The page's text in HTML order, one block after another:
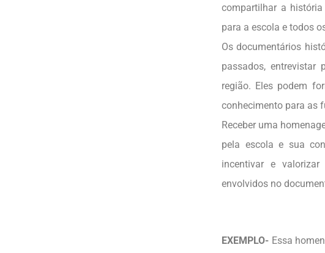
compartilhar a
para a escola e todos
Os documentários
passados, entrevistar
região. Eles podem
conhecimento para as
Receber uma
pela escola e sua
incentivar e
envolvidos no
EXEMPLO- Essa